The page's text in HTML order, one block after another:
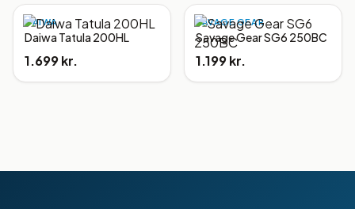
DAIWA
Daiwa Tatula 200HL
1.699 kr.
SAVAGE GEAR
Savage Gear SG6 250BC
1.199 kr.